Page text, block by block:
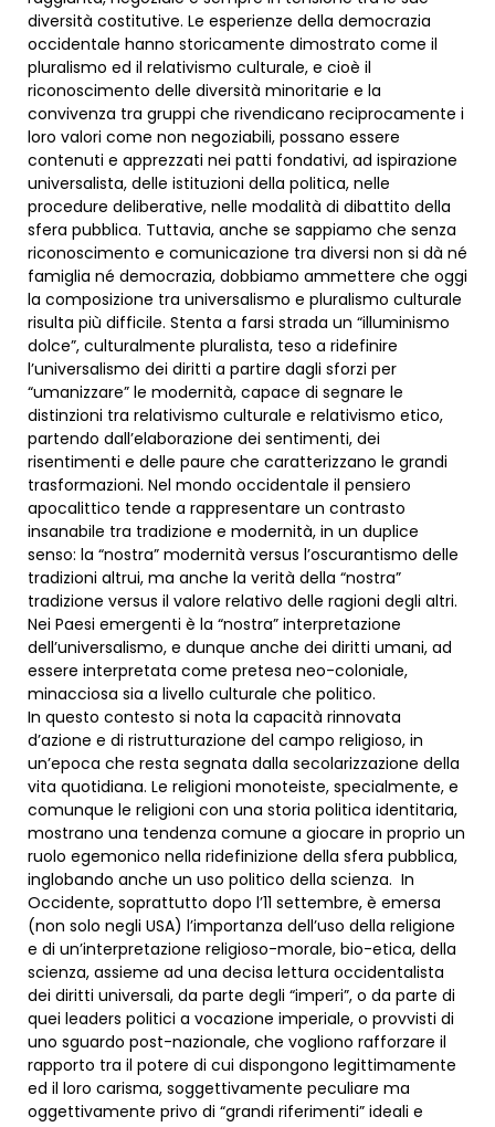
diversità costitutive. Le esperienze della democrazia
occidentale hanno storicamente dimostrato come il
pluralismo ed il relativismo culturale, e cioè il
riconoscimento delle diversità minoritarie e la
convivenza tra gruppi che rivendicano reciprocamente i
loro valori come non negoziabili, possano essere
contenuti e apprezzati nei patti fondativi, ad ispirazione
universalista, delle istituzioni della politica, nelle
procedure deliberative, nelle modalità di dibattito della
sfera pubblica. Tuttavia, anche se sappiamo che senza
riconoscimento e comunicazione tra diversi non si dà né
famiglia né democrazia, dobbiamo ammettere che oggi
la composizione tra universalismo e pluralismo culturale
risulta più difficile. Stenta a farsi strada un “illuminismo
dolce”, culturalmente pluralista, teso a ridefinire
l’universalismo dei diritti a partire dagli sforzi per
“umanizzare” le modernità, capace di segnare le
distinzioni tra relativismo culturale e relativismo etico,
partendo dall’elaborazione dei sentimenti, dei
risentimenti e delle paure che caratterizzano le grandi
trasformazioni. Nel mondo occidentale il pensiero
apocalittico tende a rappresentare un contrasto
insanabile tra tradizione e modernità, in un duplice
senso: la “nostra” modernità versus l’oscurantismo delle
tradizioni altrui, ma anche la verità della “nostra”
tradizione versus il valore relativo delle ragioni degli altri.
Nei Paesi emergenti è la “nostra” interpretazione
dell’universalismo, e dunque anche dei diritti umani, ad
essere interpretata come pretesa neo-coloniale,
minacciosa sia a livello culturale che politico.
In questo contesto si nota la capacità rinnovata
d’azione e di ristrutturazione del campo religioso, in
un’epoca che resta segnata dalla secolarizzazione della
vita quotidiana. Le religioni monoteiste, specialmente, e
comunque le religioni con una storia politica identitaria,
mostrano una tendenza comune a giocare in proprio un
ruolo egemonico nella ridefinizione della sfera pubblica,
inglobando anche un uso politico della scienza. In
Occidente, soprattutto dopo l’11 settembre, è emersa
(non solo negli USA) l’importanza dell’uso della religione
e di un’interpretazione religioso-morale, bio-etica, della
scienza, assieme ad una decisa lettura occidentalista
dei diritti universali, da parte degli “imperi”, o da parte di
quei leaders politici a vocazione imperiale, o provvisti di
uno sguardo post-nazionale, che vogliono rafforzare il
rapporto tra il potere di cui dispongono legittimamente
ed il loro carisma, soggettivamente peculiare ma
oggettivamente privo di “grandi riferimenti” ideali e